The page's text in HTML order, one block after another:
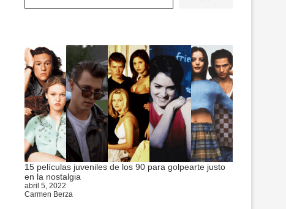
15 películas juveniles de los 90 para golpearte justo
en la nostalgia
abril 5, 2022
Carmen Berza